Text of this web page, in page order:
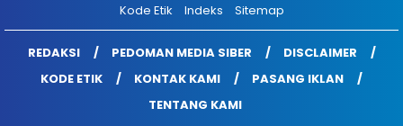
Kode Etik
Indeks Sitemap
REDAKSI PEDOMAN MEDIA SIBER
DISCLAIMER
KODE ETIK
KONTAK KAMI
PASANG IKLAN
TENTANG KAMI